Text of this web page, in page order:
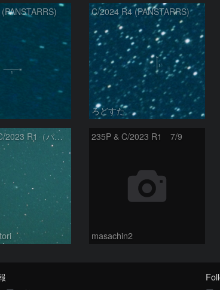
C/2024 R4 (PANSTARRS)
ろどすた
7月10日のC/2023 R1（パンスターズ彗星） 235P & C/2023 R1 7/9
masachin2